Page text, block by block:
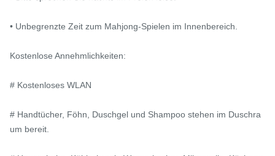
• Unbegrenzte Zeit zum Mahjong-Spielen im Innenbereich.
Kostenlose Annehmlichkeiten:
# Kostenloses WLAN
# Handtücher, Föhn, Duschgel und Shampoo stehen im Duschra
um bereit.